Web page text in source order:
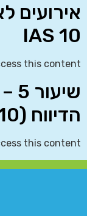
אירועים
IAS 10
this content
הדיווח (IAS 10)
this content